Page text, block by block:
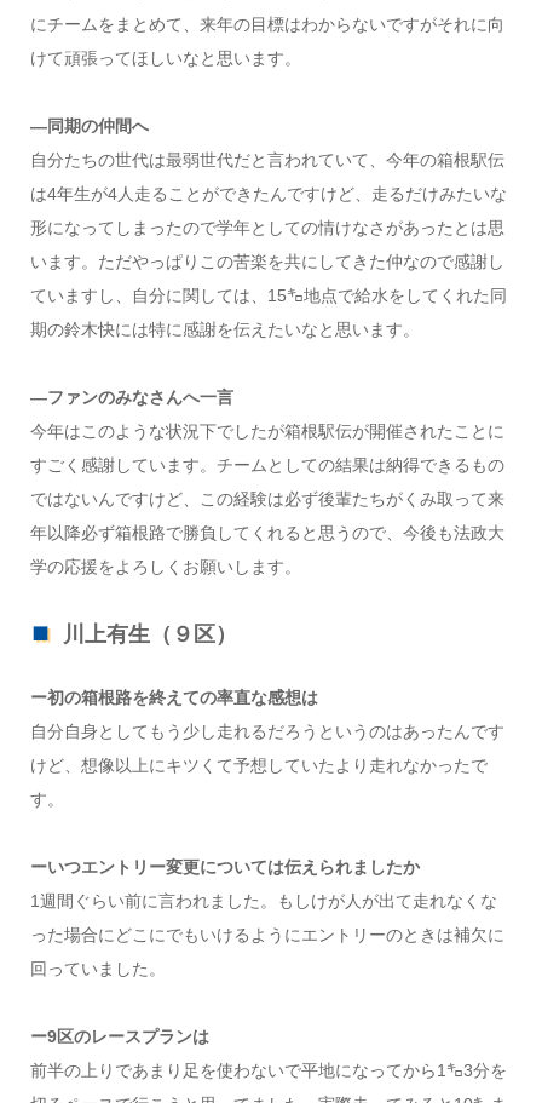
にチームをまとめて、来年の目標はわからないですがそれに向
けて頑張ってほしいなと思います。
―同期の仲間へ
自分たちの世代は最弱世代だと言われていて、今年の箱根駅伝
は4年生が4人走ることができたんですけど、走るだけみたいな
形になってしまったので学年としての情けなさがあったとは思
います。ただやっぱりこの苦楽を共にしてきた仲なので感謝し
ていますし、自分に関しては、15㌔地点で給水をしてくれた同
期の鈴木快には特に感謝を伝えたいなと思います。
―ファンのみなさんへ一言
今年はこのような状況下でしたが箱根駅伝が開催されたことに
すごく感謝しています。チームとしての結果は納得できるもの
ではないんですけど、この経験は必ず後輩たちがくみ取って来
年以降必ず箱根路で勝負してくれると思うので、今後も法政大
学の応援をよろしくお願いします。
川上有生（９区）
ー初の箱根路を終えての率直な感想は
自分自身としてもう少し走れるだろうというのはあったんです
けど、想像以上にキツくて予想していたより走れなかったで
す。
ーいつエントリー変更については伝えられましたか
1週間ぐらい前に言われました。もしけが人が出て走れなくな
った場合にどこにでもいけるようにエントリーのときは補欠に
回っていました。
ー9区のレースプランは
前半の上りであまり足を使わないで平地になってから1㌔3分を